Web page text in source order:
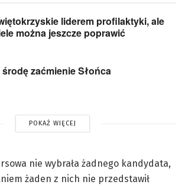
liderem profilaktyki, ale
można jeszcze poprawić
środę zaćmienie Słońca
POKAŻ WIĘCEJ
nie wybrała żadnego kandydata,
żaden z nich nie przedstawił